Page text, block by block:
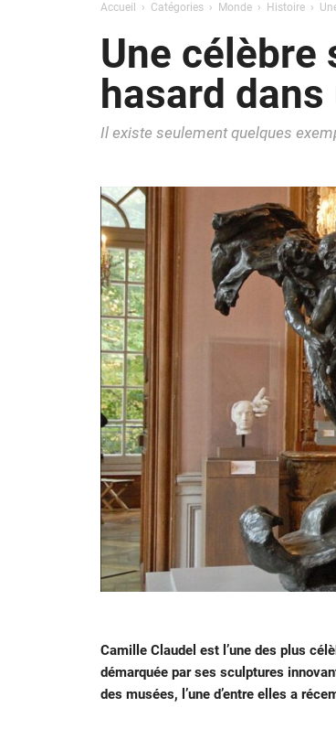
Accueil Catégories Monde Histoire
Une célèbre
hasard
Il existe seulement quelques
Camille Claudel est l’une des plus
démarquée par ses sculptures
des musées, l’une d’entre elles a